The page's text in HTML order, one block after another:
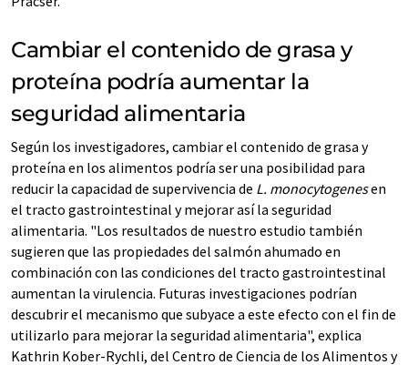
Cambiar el contenido de grasa y
proteína podría aumentar la
seguridad alimentaria
Según los investigadores, cambiar el contenido de grasa y
proteína en los alimentos podría ser una posibilidad para
reducir la capacidad de supervivencia de L. monocytogenesen
el tracto gastrointestinal y mejorar así la seguridad
alimentaria. "Los resultados de nuestro estudio también
sugieren que las propiedades del salmón ahumado en
combinación con las condiciones del tracto gastrointestinal
aumentan la virulencia. Futuras investigaciones podrían
descubrir el mecanismo que subyace a este efecto con el fin de
utilizarlo para mejorar la seguridad alimentaria", explica
Kathrin Kober-Rychli, del Centro de Ciencia de los Alimentos y